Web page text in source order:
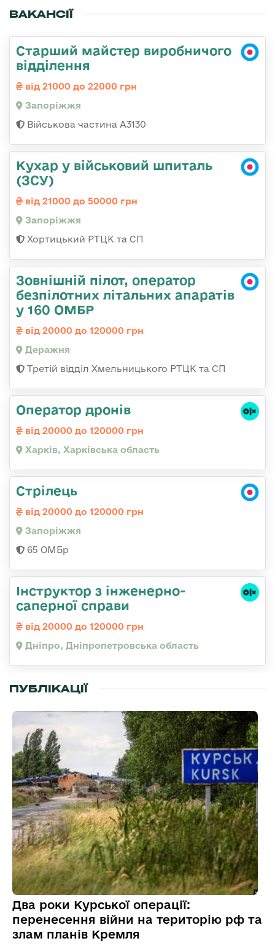
ВАКАНСІЇ
Старший майстер виробничого
відділення
від 21000 до 22000 грн
Запоріжжя
Військова частина А3130
Кухар у військовий шпиталь
(ЗСУ)
від 21000 до 50000 грн
Запоріжжя
Хортицький РТЦК та СП
Зовнішній пілот, оператор
безпілотних літальних апаратів
у 160 ОМБР
від 20000 до 120000 грн
Деражня
Третій відділ Хмельницького РТЦК та СП
Оператор дронів
від 20000 до 120000 грн
Харків, Харківська область
Стрілець
від 20000 до 120000 грн
Запоріжжя
65 ОМБр
Інструктор з інженерно-
саперної справи
від 20000 до 120000 грн
Дніпро, Дніпропетровська область
ПУБЛІКАЦІЇ
Два роки Курської операції:
перенесення війни на територію рф та
злам планів Кремля